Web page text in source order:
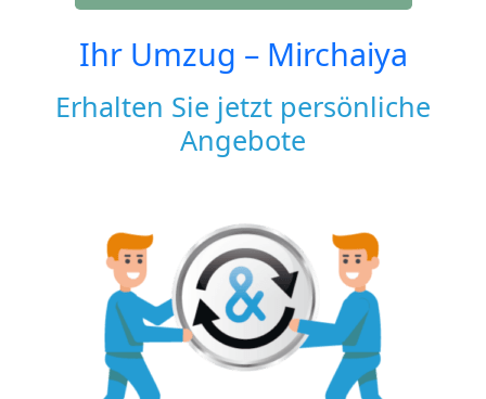
Ihr Umzug – Mirchaiya
Erhalten Sie jetzt persönliche
Angebote